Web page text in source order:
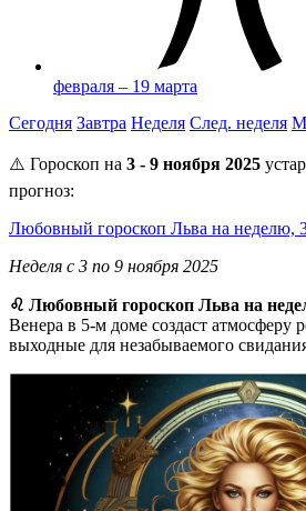
февраля – 19 марта
Сегодня Завтра Неделя След. неделя
⚠️ Гороскоп на 3 - 9 ноября 2025
прогноз:
Любовный гороскоп Льва на неделю,
Неделя с 3 по 9 ноября 2025
♌ Любовный гороскоп Льва на
Венера в 5-м доме создаст атмосферу
выходные для незабываемого